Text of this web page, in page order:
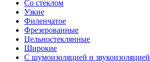
Со стеклом
Узкие
Филенчатое
Фрезерованные
Цельностеклянные
Широкие
С шумоизоляцией и звукоизоляцией